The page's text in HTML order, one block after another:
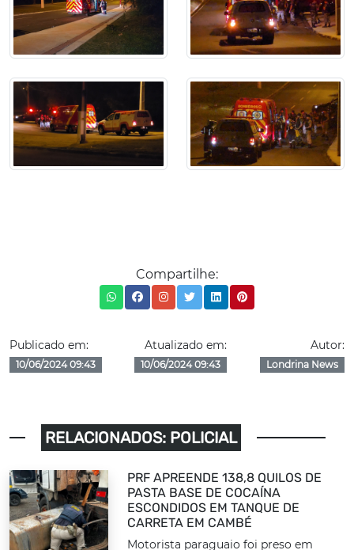
Compartilhe:
Publicado em:
10/06/2024 09:43
Atualizado em:
10/06/2024 09:43
Autor:
Londrina News
RELACIONADOS: POLICIAL
PRF APREENDE 138,8 QUILOS DE
PASTA BASE DE COCAÍNA
ESCONDIDOS EM TANQUE DE
CARRETA EM CAMBÉ
Motorista paraguaio foi preso em